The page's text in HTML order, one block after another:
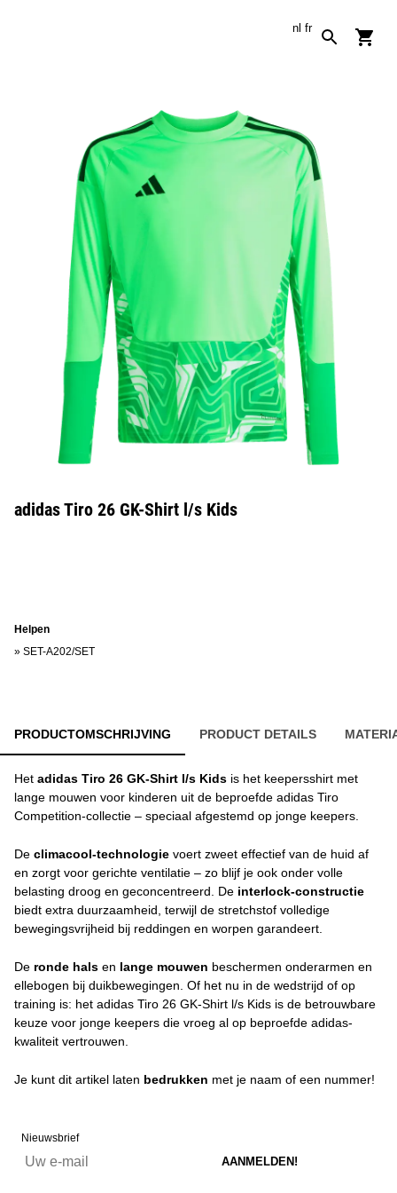
nl fr
adidas Tiro 26 GK-Shirt l/s Kids
Helpen
» SET-A202/SET
PRODUCTOMSCHRIJVING PRODUCT DETAILS
Het adidas Tiro 26 GK-Shirt l/s Kids is het keepersshirt met
lange mouwen voor kinderen uit de beproefde adidas Tiro
Competition-collectie – speciaal afgestemd op jonge keepers.
De climacool-technologie voert zweet effectief van de huid af
en zorgt voor gerichte ventilatie – zo blijf je ook onder volle
belasting droog en geconcentreerd. De interlock-constructie
biedt extra duurzaamheid, terwijl de stretchstof volledige
bewegingsvrijheid bij reddingen en worpen garandeert.
De ronde hals en lange mouwen beschermen onderarmen en
ellebogen bij duikbewegingen. Of het nu in de wedstrijd of op
training is: het adidas Tiro 26 GK-Shirt l/s Kids is de betrouwbare
keuze voor jonge keepers die vroeg al op beproefde adidas-
kwaliteit vertrouwen.
Je kunt dit artikel laten bedrukken met je naam of een nummer!
Nieuwsbrief